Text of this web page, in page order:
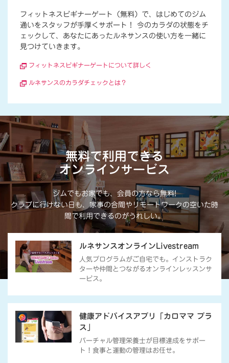
フィットネスビギナーゲート（無料）で、はじめてのジム
通いをスタッフが手厚くサポート！ 今のカラダの状態をチ
ェックして、あなたにあったルネサンスの使い方を一緒に
見つけていきます。
フィットネスビギナーゲートについて詳しく
ルネサンスのカラダチェックとは？
無料で利用できる
オンラインサービス
ジムでもお家でも、会員の方なら無料!
クラブに行けない日も、家事の合間やリモートワークの空いた時
間で利用できるのがうれしい。
ルネサンスオンラインLivestream
人気プログラムがご自宅でも。インストラク
ターや仲間とつながるオンラインレッスンサ
ービス。
健康アドバイスアプリ「カロママ プラ
ス」
バーチャル管理栄養士が目標達成をサポー
ト！食事と運動の管理はお任せ。